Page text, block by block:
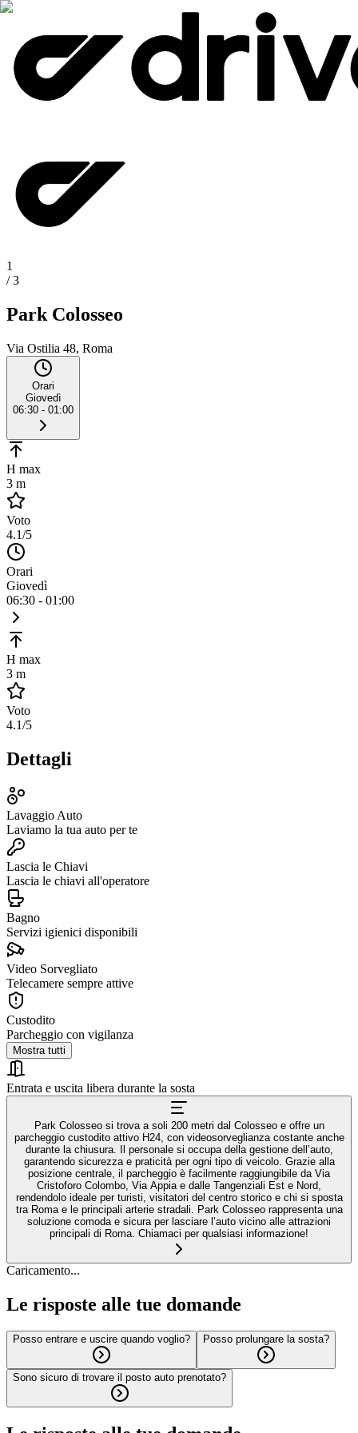
1
/3
Park Colosseo
Via Ostilia 48, Roma
Orari
Giovedì
06:30 - 01:00
H max
3 m
Voto
4.1/5
Orari
Giovedì
06:30 - 01:00
H max
3 m
Voto
4.1/5
Dettagli
Lavaggio Auto
Laviamo la tua auto per te
Lascia le Chiavi
Lascia le chiavi all'operatore
Bagno
Servizi igienici disponibili
Video Sorvegliato
Telecamere sempre attive
Custodito
Parcheggio con vigilanza
Mostra tutti
Entrata e uscita libera durante la sosta
Park Colosseo si trova a soli 200 metri dal Colosseo e offre un
parcheggio custodito attivo H24, con videosorveglianza costante anche
durante la chiusura. Il personale si occupa della gestione dell’auto,
garantendo sicurezza e praticità per ogni tipo di veicolo. Grazie alla
posizione centrale, il parcheggio è facilmente raggiungibile da Via
Cristoforo Colombo, Via Appia e dalle Tangenziali Est e Nord,
rendendolo ideale per turisti, visitatori del centro storico e chi si sposta
tra Roma e le principali arterie stradali. Park Colosseo rappresenta una
soluzione comoda e sicura per lasciare l’auto vicino alle attrazioni
principali di Roma. Chiamaci per qualsiasi informazione!
Caricamento...
Le risposte alle tue domande
Posso entrare e uscire quando voglio? Posso prolungare la sosta?
Sono sicuro di trovare il posto auto prenotato?